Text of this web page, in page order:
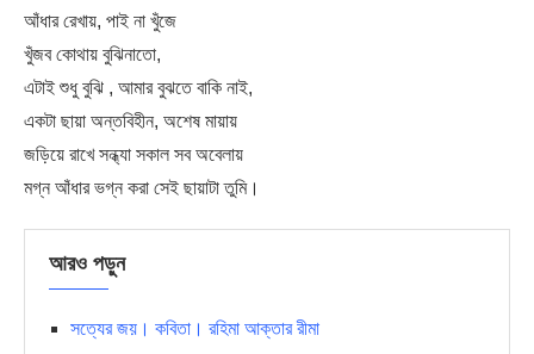
আঁধার রেখায়, পাই না খুঁজে
খুঁজব কোথায় বুঝিনাতো,
এটাই শুধু বুঝি , আমার বুঝতে বাকি নাই,
একটা ছায়া অন্তবিহীন, অশেষ মায়ায়
জড়িয়ে রাখে সন্ধ্যা সকাল সব অবেলায়
মগ্ন আঁধার ভগ্ন করা সেই ছায়াটা তুমি।
আরও পড়ুন
সত্যের জয়। কবিতা। রহিমা আক্তার রীমা